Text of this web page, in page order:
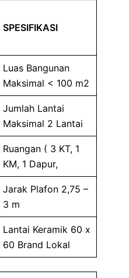
SPESIFIKASI
Luas Bangunan
Maksimal < 100 m2
Jumlah Lantai
Maksimal 2 Lantai
Ruangan ( 3 KT, 1
KM, 1 Dapur,
Jarak Plafon 2,75 –
3 m
Lantai Keramik 60 x
60 Brand Lokal